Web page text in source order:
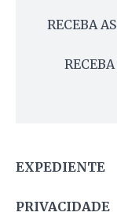
RECEBA
EXPEDIENTE
PRIVACIDADE